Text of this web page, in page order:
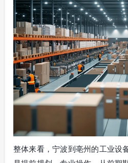
整体来看，宁波到亳州的工业设